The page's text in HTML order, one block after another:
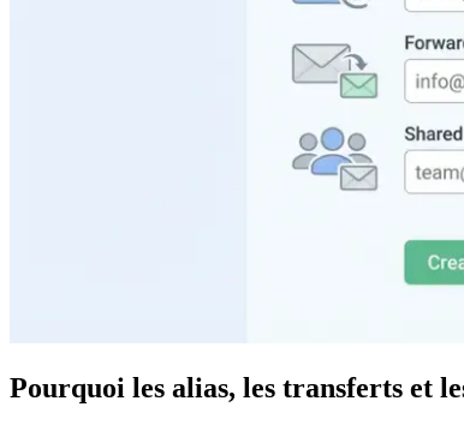
Pourquoi les alias, les transferts et